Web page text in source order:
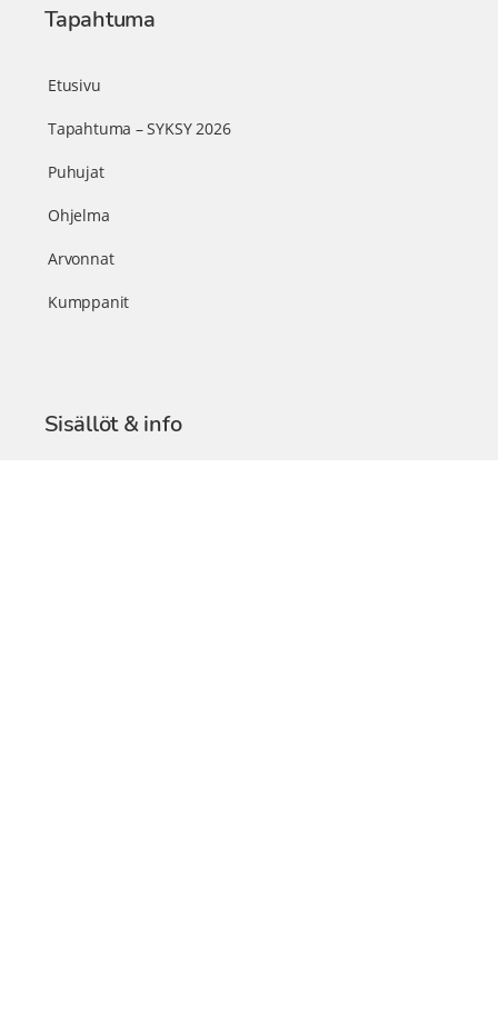
Tapahtuma
Etusivu
Tapahtuma – SYKSY 2026
Puhujat
Ohjelma
Arvonnat
Kumppanit
Sisällöt & info